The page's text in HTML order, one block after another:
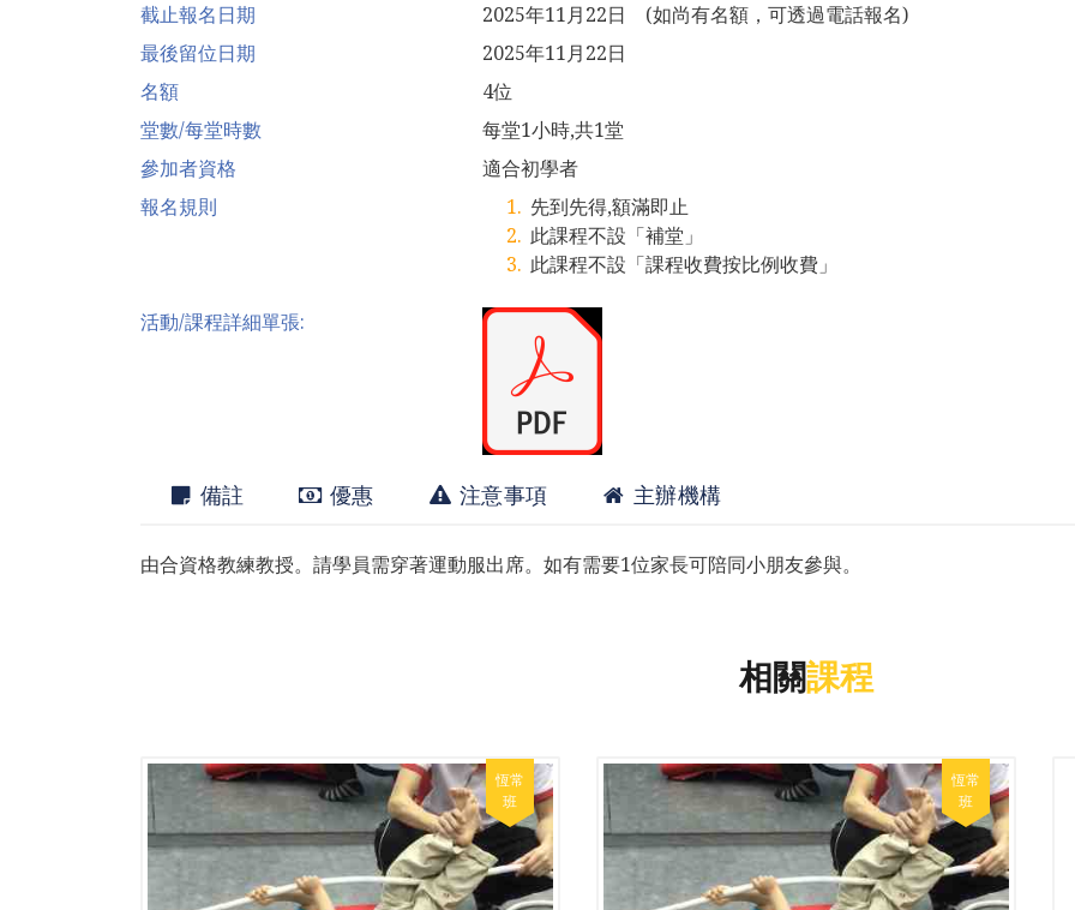
截止報名日期
2025年11月22日 (如尚有名額，可透過電話報名)
最後留位日期
2025年11月22日
名額
4位
堂數/每堂時數
每堂1小時,共1堂
參加者資格
適合初學者
報名規則
先到先得,額滿即止
此課程不設「補堂」
此課程不設「課程收費按比例收費」
活動/課程詳細單張:
備註 優惠 注意事項 主辦機構
由合資格教練教授。請學員需穿著運動服出席。如有需要1位家長可陪同小朋友參與。
相關課程